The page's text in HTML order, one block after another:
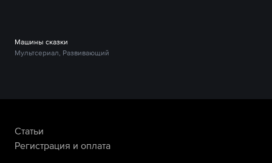
Машины сказки
Мультсериал, Развивающий
Статьи
Регистрация и оплата